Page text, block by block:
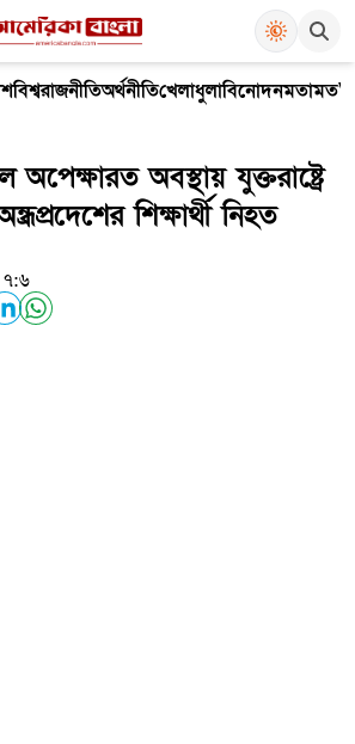
বিশ্বরাজনীতিঅর্থনীতিখেলাধুলাবিনোদনমতামত
অপেক্ষারত অবস্থায় যুক্তরাষ্ট্রে
শিক্ষার্থী নিহত
৭:৬